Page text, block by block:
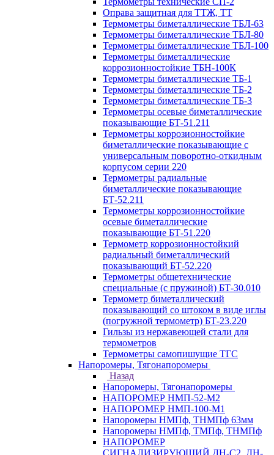
Оправа защитная для ТТЖ, ТТ
Термометры биметаллические ТБЛ-63
Термометры биметаллические ТБЛ-80
Термометры биметаллические ТБЛ-100
Термометры биметаллические
коррозионностойкие ТБН-100К
Термометры биметаллические ТБ-1
Термометры биметаллические ТБ-2
Термометры биметаллические ТБ-3
Термометры осевые биметаллические
показывающие БТ-51.211
Термометры коррозионностойкие
биметаллические показывающие с
универсальным поворотно-откидным
корпусом серии 220
Термометры радиальные
биметаллические показывающие
БТ-52.211
Термометры коррозионностойкие
осевые биметаллические
показывающие БТ-51.220
Термометр коррозионностойкий
радиальный биметаллический
показывающий БТ-52.220
Термометры общетехнические
специальные (с пружиной) БТ-30.010
Термометр биметаллический
показывающий со штоком в виде иглы
(погружной термометр) БТ-23.220
Гильзы из нержавеющей стали для
термометров
Термометры самопишущие ТГС
Напоромеры, Тягонапоромеры
Назад
Напоромеры, Тягонапоромеры
НАПОРОМЕР НМП-52-М2
НАПОРОМЕР НМП-100-М1
Напоромеры НМПф, ТНМПф 63мм
Напоромеры НМПф, ТМПф, ТНМПф
НАПОРОМЕР
СИГНАЛИЗИРУЮЩИЙ ДН-С2, ДН-